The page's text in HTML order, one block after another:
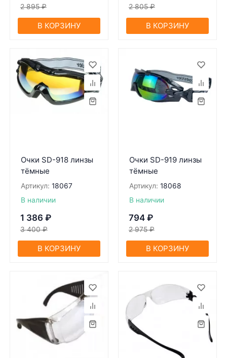
2 895 ₽
В КОРЗИНУ
2 805 ₽
В КОРЗИНУ
Очки SD-918 линзы
тёмные
Артикул: 18067
В наличии
1 386 ₽
3 400 ₽
В КОРЗИНУ
Очки SD-919 линзы
тёмные
Артикул: 18068
В наличии
794 ₽
2 975 ₽
В КОРЗИНУ